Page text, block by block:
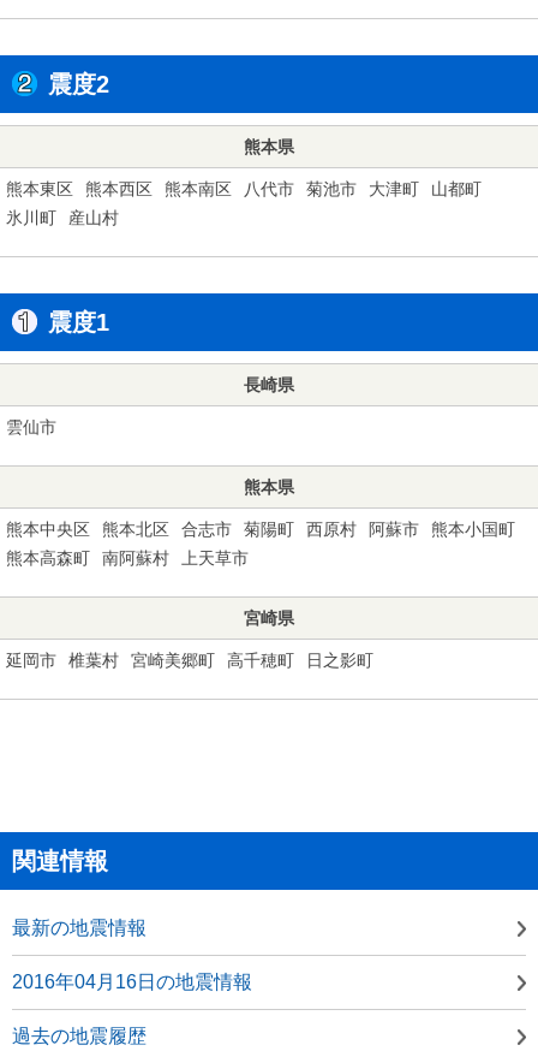
震度2
熊本県
熊本東区 熊本西区 熊本南区 八代市 菊池市 大津町
山都町
氷川町
産山村
震度1
長崎県
雲仙市
熊本県
熊本中央区 熊本北区 合志市 菊陽町 西原村 阿蘇市
熊本小国町
熊本高森町
南阿蘇村 上天草市
宮崎県
延岡市 椎葉村 宮崎美郷町 高千穂町 日之影町
関連情報
最新の地震情報
2016年04月16日の地震情報
過去の地震履歴